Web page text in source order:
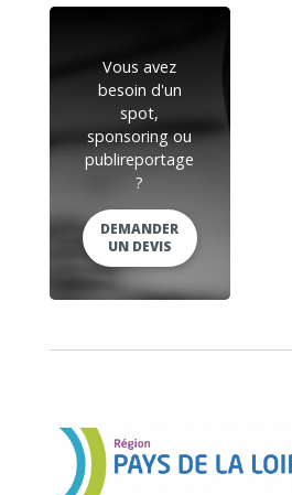
Vous avez
besoin d'un
spot,
sponsoring ou
publireportage
?
DEMANDER
UN DEVIS